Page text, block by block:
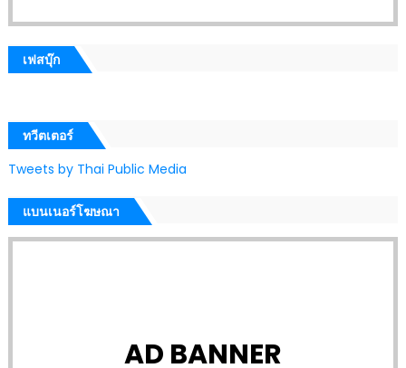
เฟสบุ๊ก
ทวีตเตอร์
Tweets by Thai Public Media
แบนเนอร์โฆษณา
AD BANNER